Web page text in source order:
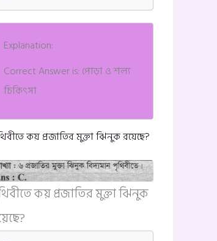
Explanation:
Correct Answer is: পোড়া ও শল্য
চিকিৎসা
কয় প্রজাতির মুক্তা ঝিনুক রয়েছে?
কয় প্রজাতির মুক্তা ঝিনুক